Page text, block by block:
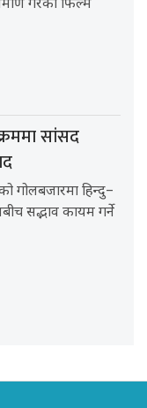
गरेको फिल्म
सांसद
गोलबजारमा हिन्दु–
सद्भाव कायम गर्ने